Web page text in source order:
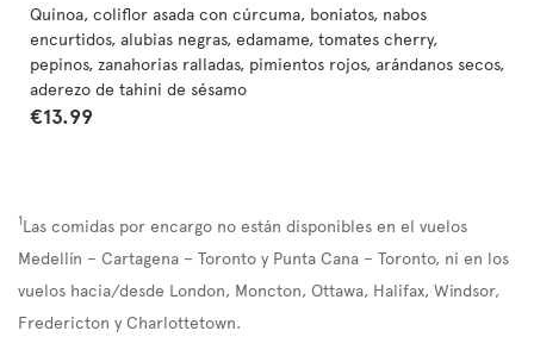
Quinoa, coliflor asada con cúrcuma, boniatos, nabos
encurtidos, alubias negras, edamame, tomates cherry,
pepinos, zanahorias ralladas, pimientos rojos, arándanos secos,
aderezo de tahini de sésamo
€13.99
1Las comidas por encargo no están disponibles en el vuelos
Medellín – Cartagena – Toronto y Punta Cana – Toronto, ni en los
vuelos hacia/desde London, Moncton, Ottawa, Halifax, Windsor,
Fredericton y Charlottetown.